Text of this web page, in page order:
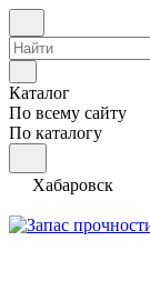
Каталог
По всему сайту
По каталогу
Хабаровск